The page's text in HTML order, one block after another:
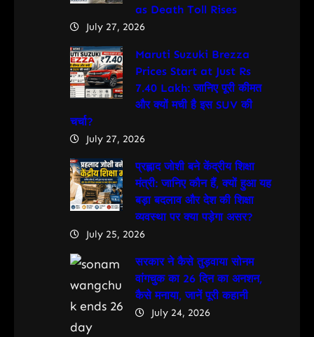
as Death Toll Rises
July 27, 2026
Maruti Suzuki Brezza
Prices Start at Just Rs
7.40 Lakh: जानिए पूरी कीमत
और क्यों मची है इस SUV की
चर्चा?
July 27, 2026
प्रह्लाद जोशी बने केंद्रीय शिक्षा
मंत्री: जानिए कौन हैं, क्यों हुआ यह
बड़ा बदलाव और देश की शिक्षा
व्यवस्था पर क्या पड़ेगा असर?
July 25, 2026
सरकार ने कैसे तुड़वाया सोनम
वांगचुक का 26 दिन का अनशन,
कैसे मनाया, जानें पूरी कहानी
July 24, 2026